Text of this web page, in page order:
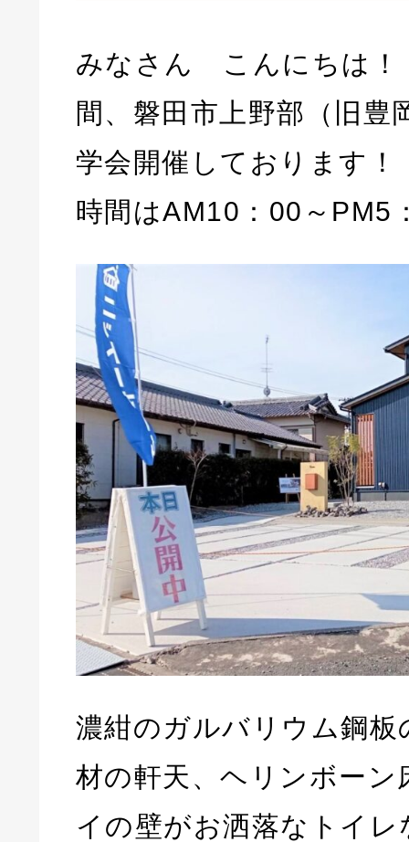
みなさん こんにちは
間、磐田市上野部（旧豊
学会開催しております！
時間はAM10：00～PM5
濃紺のガルバリウム鋼板
材の軒天、ヘリンボーン
イの壁がお洒落なトイ